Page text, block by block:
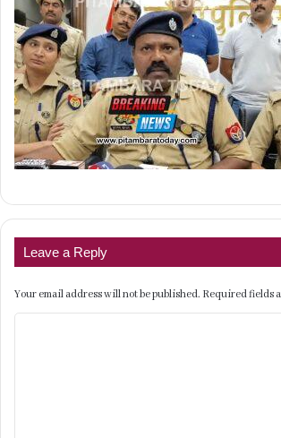
Leave a Reply
Your email address will not be published. Required fields